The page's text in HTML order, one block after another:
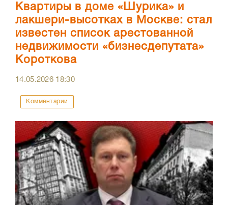
Квартиры в доме «Шурика» и
лакшери-высотках в Москве: стал
известен список арестованной
недвижимости «бизнесдепутата»
Короткова
14.05.2026 18:30
Комментарии